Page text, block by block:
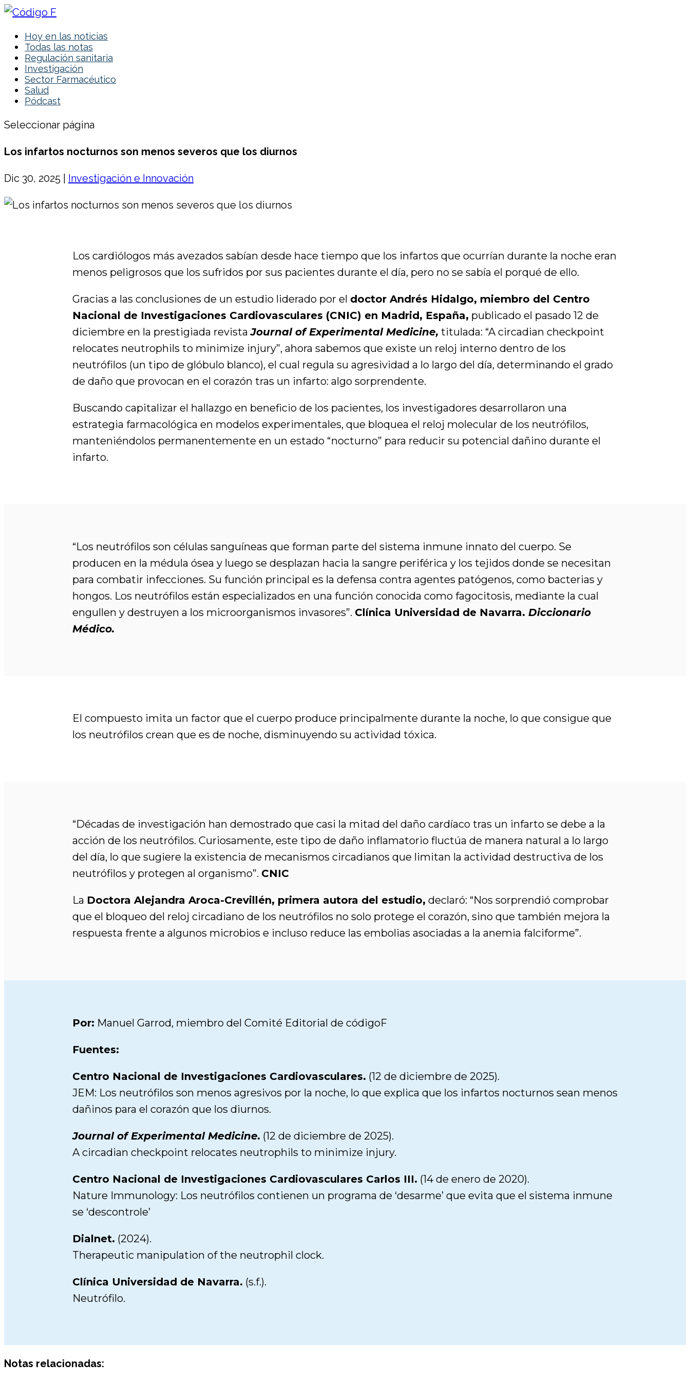
Hoy en las noticias
Todas las notas
Regulación sanitaria
Investigación
Sector Farmacéutico
Salud
Pódcast
Seleccionar página
Los infartos nocturnos son menos severos que los diurnos
Dic 30, 2025 Investigación e Innovación
Los cardiólogos más avezados sabían desde hace tiempo que los infartos que ocurrían durante la noche eran
menos peligrosos que los sufridos por sus pacientes durante el día, pero no se sabía el porqué de ello.
Gracias a las conclusiones de un estudio liderado por el doctor Andrés Hidalgo, miembro del Centro
Nacional de Investigaciones Cardiovasculares (CNIC) en Madrid, España, publicado el pasado 12 de
diciembre en la prestigiada revistaJournal of Experimental Medicine, titulada: “A circadian checkpoint
relocates neutrophils to minimize injury”, ahora sabemos que existe un reloj interno dentro de los
neutrófilos (un tipo de glóbulo blanco), el cual regula su agresividad a lo largo del día, determinando el grado
de daño que provocan en el corazón tras un infarto: algo sorprendente.
Buscando capitalizar el hallazgo en beneficio de los pacientes, los investigadores desarrollaron una
estrategia farmacológica en modelos experimentales, que bloquea el reloj molecular de los neutrófilos,
manteniéndolos permanentemente en un estado “nocturno” para reducir su potencial dañino durante el
infarto.
“Los neutrófilos son células sanguíneas que forman parte del sistema inmune innato del cuerpo. Se
producen en la médula ósea y luego se desplazan hacia la sangre periférica y los tejidos donde se necesitan
para combatir infecciones. Su función principal es la defensa contra agentes patógenos, como bacterias y
hongos. Los neutrófilos están especializados en una función conocida como fagocitosis, mediante la cual
engullen y destruyen a los microorganismos invasores”. Clínica Universidad de Navarra. Diccionario
Médico.
El compuesto imita un factor que el cuerpo produce principalmente durante la noche, lo que consigue que
los neutrófilos crean que es de noche, disminuyendo su actividad tóxica.
“Décadas de investigación han demostrado que casi la mitad del daño cardíaco tras un infarto se debe a la
acción de los neutrófilos. Curiosamente, este tipo de daño inflamatorio fluctúa de manera natural a lo largo
del día, lo que sugiere la existencia de mecanismos circadianos que limitan la actividad destructiva de los
neutrófilos y protegen al organismo”. CNIC
La Doctora Alejandra Aroca-Crevillén, primera autora del estudio, declaró: “Nos sorprendió comprobar
que el bloqueo del reloj circadiano de los neutrófilos no solo protege el corazón, sino que también mejora la
respuesta frente a algunos microbios e incluso reduce las embolias asociadas a la anemia falciforme”.
Por: Manuel Garrod, miembro del Comité Editorial de códigoF
Fuentes:
Centro Nacional de Investigaciones Cardiovasculares. (12 de diciembre de 2025).
JEM: Los neutrófilos son menos agresivos por la noche, lo que explica que los infartos nocturnos sean menos
dañinos para el corazón que los diurnos.
Journal of Experimental Medicine. (12 de diciembre de 2025).
A circadian checkpoint relocates neutrophils to minimize injury.
Centro Nacional de Investigaciones Cardiovasculares Carlos III. (14 de enero de 2020).
Nature Immunology: Los neutrófilos contienen un programa de ‘desarme’ que evita que el sistema inmune
se ‘descontrole’
Dialnet. (2024).
Therapeutic manipulation of the neutrophil clock.
Clínica Universidad de Navarra. (s.f.).
Neutrófilo.
Notas relacionadas: